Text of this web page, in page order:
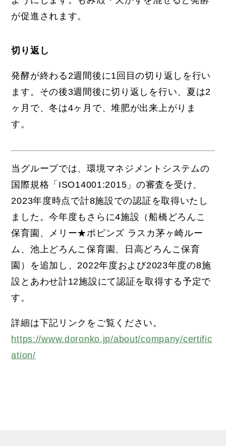
が促進されます。
切り返し
発酵が終わる2週間後に1回目の切り返しを行い
ます。その後3週間後に切り返しを行い、夏は2
ヶ月で、冬は4ヶ月で、堆肥が出来上がりま
す。
当グループでは、環境マネジメントシステムの
国際規格「ISO14001:2015」の審査を受け、
2023年度時点で計8施設での認証を取得いたし
ました。今年度もさらに4施設（船橋どろんこ
保育園、メリー★ポピンズ ラスカ茅ヶ崎ルー
ム、池上どろんこ保育園、日高どろんこ保育
園）を追加し、2022年度および2023年度の8施
設とあわせ計12施設にて認証を取得する予定で
す。
詳細は下記リンクをご覧ください。
https://www.doronko.jp/about/company/certific
ation/